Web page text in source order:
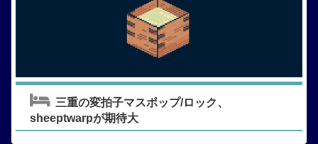
三重の変拍子マスポップ/ロック、
sheeptwarpが期待大